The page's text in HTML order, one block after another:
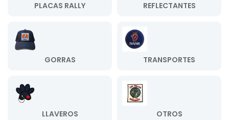
PLACAS RALLY REFLECTANTES
GORRAS TRANSPORTES
LLAVEROS OTROS